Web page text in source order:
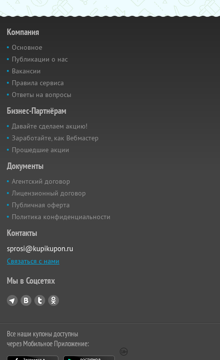
Компания
Основное
Публикации о нас
Вакансии
Правила сервиса
Ответы на вопросы
Бизнес-Партнёрам
Давайте сделаем акцию!
Заработайте, как Вебмастер
Прошедшие акции
Документы
Агентский договор
Лицензионный договор
Публичная оферта
Политика конфиденциальности
Контакты
sprosi@kupikupon.ru
Связаться с нами
Мы в Соцсетях
Все наши купоны доступны
через Мобильное Приложение: